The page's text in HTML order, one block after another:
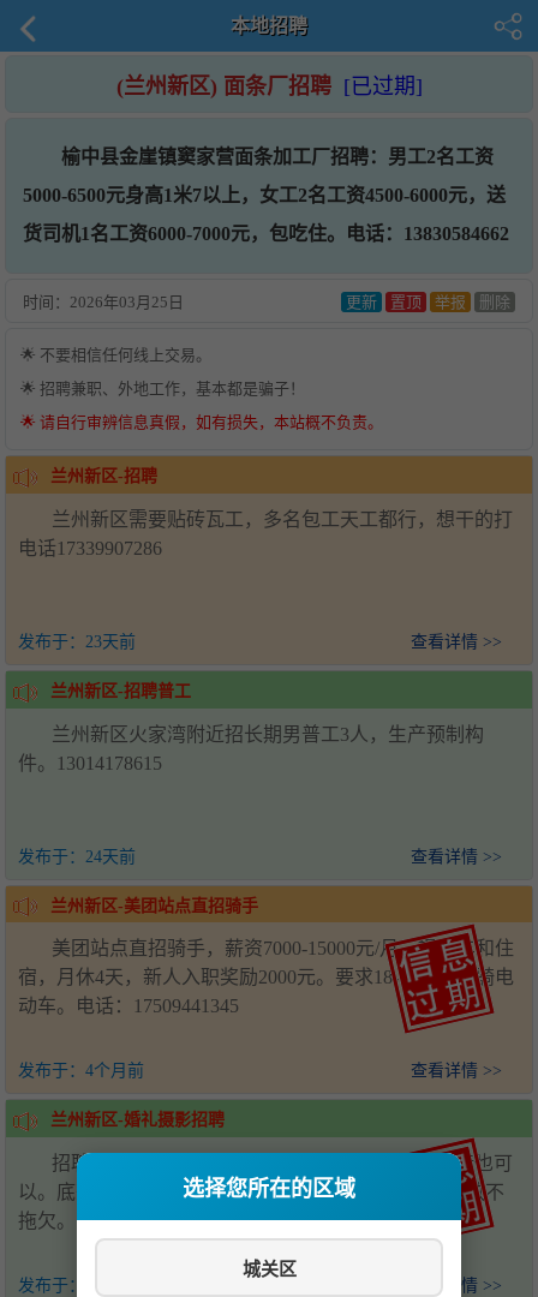
选择您所在的区域
城关区
本地招聘
(兰州新区) 面条厂招聘 [已过期]
榆中县金崖镇窦家营面条加工厂招聘：男工2名工资
5000-6500元身高1米7以上，女工2名工资4500-6000元，送
货司机1名工资6000-7000元，包吃住。电话：13830584662
时间： 2026年03月25日 更新 置顶 举报 删除
🌟 不要相信任何线上交易。
🌟 招聘兼职、外地工作，基本都是骗子！
🌟 请自行审辨信息真假，如有损失，本站概不负责。
兰州新区-招聘
兰州新区需要贴砖瓦工，多名包工天工都行，想干的打
电话17339907286
发布于： 23天前 查看详情 >>
兰州新区-招聘普工
兰州新区火家湾附近招长期男普工3人，生产预制构
件。13014178615
发布于： 24天前 查看详情 >>
兰州新区-美团站点直招骑手
美团站点直招骑手，薪资7000-15000元/月，提供车和住
宿，月休4天，新人入职奖励2000元。要求18-50岁，会骑电
动车。电话：17509441345
发布于： 4个月前 查看详情 >>
兰州新区-婚礼摄影招聘
招聘婚礼执行摄影摄像，男生优先，摄影摄像学徒也可
以。底薪加提成3000-5000元，包住，工资准时按月发放不
拖欠。电话：18919910699
发布于： 查看详情 >>